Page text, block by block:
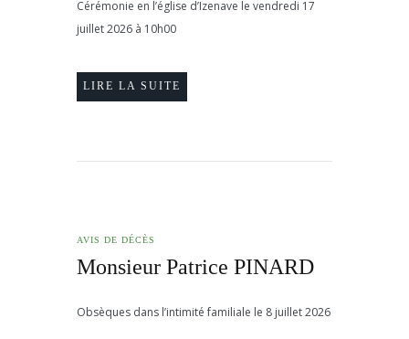
Cérémonie en l’église d’Izenave le vendredi 17
juillet 2026 à 10h00
LIRE LA SUITE
AVIS DE DÉCÈS
Monsieur Patrice PINARD
Obsèques dans l’intimité familiale le 8 juillet 2026